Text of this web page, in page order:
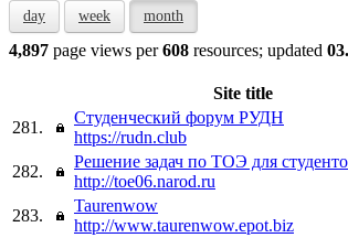
day week month
4,897 page views per608 resources; updated
Site title
281.
Студенческий форум РУДН
https://rudn.club
282.
Решение задач по ТОЭ для
http://toe06.narod.ru
283.
Taurenwow
http://www.taurenwow.epot.biz